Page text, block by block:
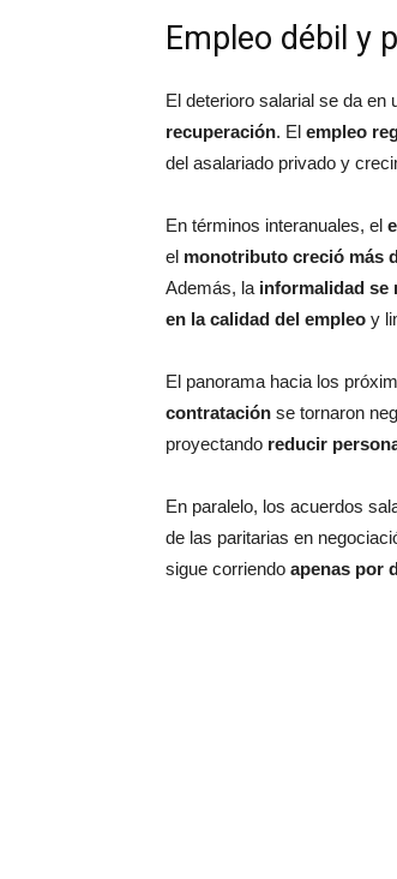
Empleo débil y
El deterioro salarial se da en
recuperación. El empleo
del asalariado privado y
En términos interanuales, el
el monotributo creció más
Además, la informalidad se
en la calidad del empleo y
El panorama hacia los
contratación se tornaron
proyectando reducir
En paralelo, los acuerdos
de las paritarias en
sigue corriendo apenas por